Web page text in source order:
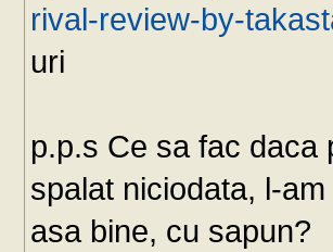
rival-review-by-
uri
p.p.s Ce sa fac daca
spalat niciodata, l-
asa bine, cu sapun?